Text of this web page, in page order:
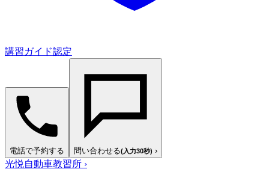
講習ガイド認定
電話で予約する 問い合わせる(入力30秒) ›
光悦自動車教習所 ›